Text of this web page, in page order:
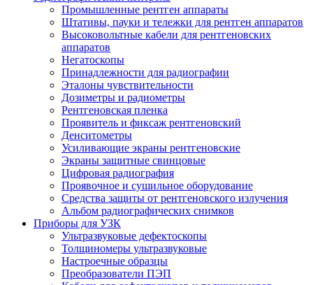
Промышленные рентген аппараты
Штативы, пауки и тележки для рентген аппаратов
Высоковольтные кабели для рентгеновских
аппаратов
Негатоскопы
Принадлежности для радиографии
Эталоны чувствительности
Дозиметры и радиометры
Рентгеновская пленка
Проявитель и фиксаж рентгеновский
Денситометры
Усиливающие экраны рентгеновские
Экраны защитные свинцовые
Цифровая радиография
Проявочное и сушильное оборудование
Средства защиты от рентгеновского излучения
Альбом радиографических снимков
Приборы для УЗК
Ультразвуковые дефектоскопы
Толщиномеры ультразвуковые
Настроечные образцы
Преобразователи ПЭП